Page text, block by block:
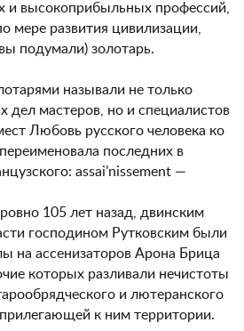
и высокоприбыльных профессий,
мере развития цивилизации,
подумали) золотарь.
называли не только
дел мастеров, но и специалистов
Любовь русского человека ко
последних в
assai’nissement —
105 лет назад, двинским
господином Рутковским были
на ассенизаторов Арона Брица
которых разливали нечистоты
и лютеранского
к ним территории.